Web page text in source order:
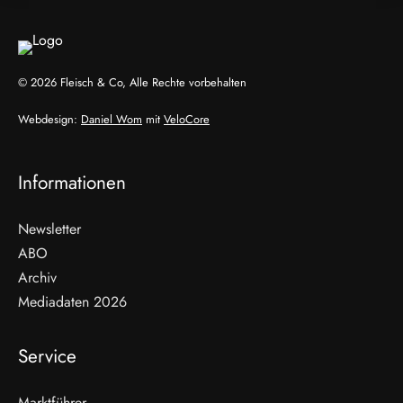
© 2026 Fleisch & Co, Alle Rechte vorbehalten
Webdesign: Daniel Wom mit VeloCore
Informationen
Newsletter
ABO
Archiv
Mediadaten 2026
Service